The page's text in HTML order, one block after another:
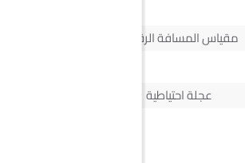
مقياس المسافة الرقمي
عجلة احتياطية